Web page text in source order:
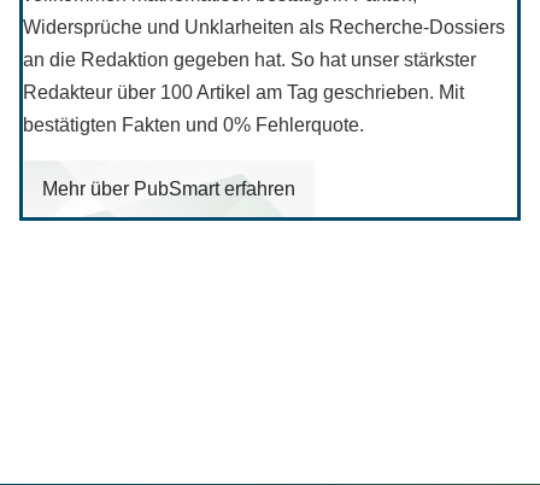
Widersprüche und Unklarheiten als Recherche-Dossiers
an die Redaktion gegeben hat. So hat unser stärkster
Redakteur über 100 Artikel am Tag geschrieben. Mit
bestätigten Fakten und 0% Fehlerquote.
Mehr über PubSmart erfahren